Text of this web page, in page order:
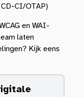
CI/OTAP)
en WAI-
laten
Kijk eens